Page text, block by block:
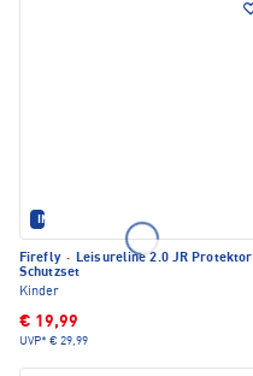
IM SET ERHÄLTLICH
Firefly · Leisureline 2.0 JR Protektor
Schutzset
Kinder
€ 19,99
UVP* € 29,99